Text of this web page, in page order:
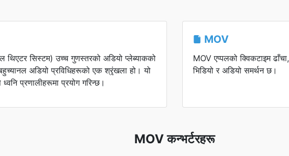
थिएटर सिस्टम) उच्च गुणस्तरको अडियो प्लेब्याकको
अडियो प्रविधिहरूको एक श्रृंखला हो। यो
ध्वनि प्रणालीहरूमा प्रयोग गरिन्छ।
MOV
MOV एप्पलको क्विकटाइम
भिडियो र अडियो समर्थन छ।
MOV कन्भर्टरहरू